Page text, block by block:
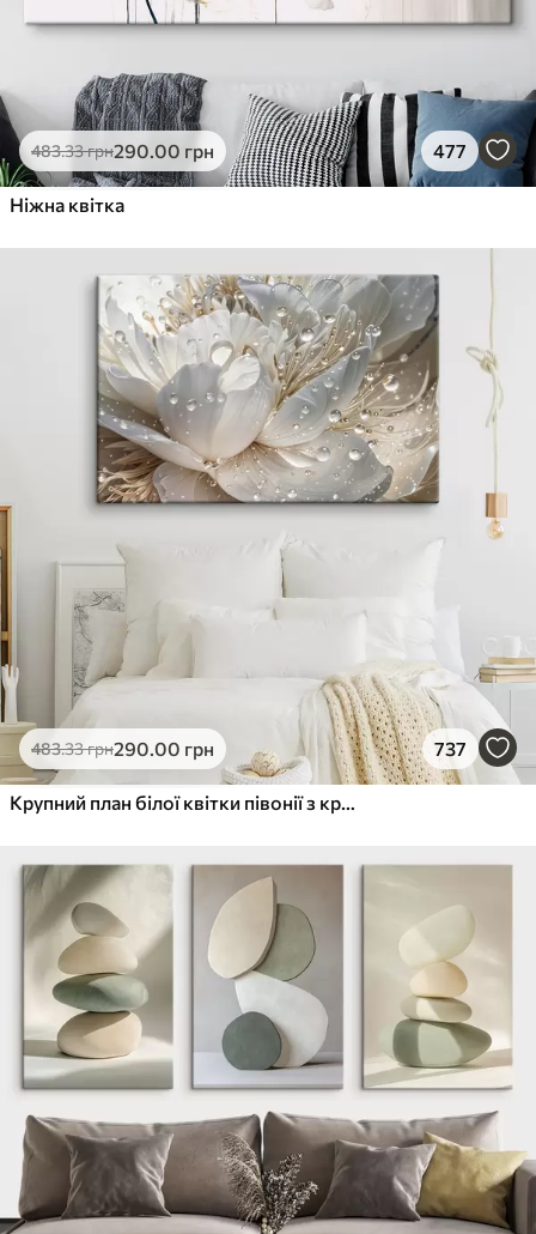
483.33грн290.00 грн 477
Ніжна квітка
483.33грн290.00 грн 737
Крупний план білої квітки півонії з крапельками води на пелюстках на розмитому фоні